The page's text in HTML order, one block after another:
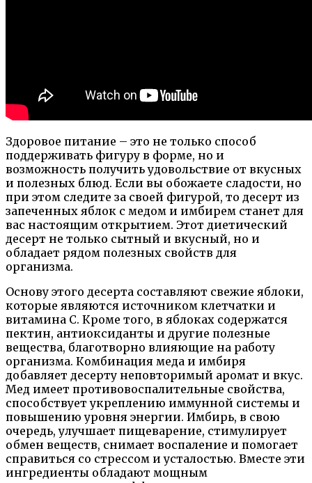
Здоровое питание – это не только способ
поддерживать фигуру в форме, но и
возможность получить удовольствие от вкусных
и полезных блюд. Если вы обожаете сладости, но
при этом следите за своей фигурой, то десерт из
запеченных яблок с медом и имбирем станет для
вас настоящим открытием. Этот диетический
десерт не только сытный и вкусный, но и
обладает рядом полезных свойств для
организма.
Основу этого десерта составляют свежие яблоки,
которые являются источником клетчатки и
витамина C. Кроме того, в яблоках содержатся
пектин, антиоксиданты и другие полезные
вещества, благотворно влияющие на работу
организма. Комбинация меда и имбиря
добавляет десерту неповторимый аромат и вкус.
Мед имеет противовоспалительные свойства,
способствует укреплению иммунной системы и
повышению уровня энергии. Имбирь, в свою
очередь, улучшает пищеварение, стимулирует
обмен веществ, снимает воспаление и помогает
справиться со стрессом и усталостью. Вместе эти
ингредиенты обладают мощным